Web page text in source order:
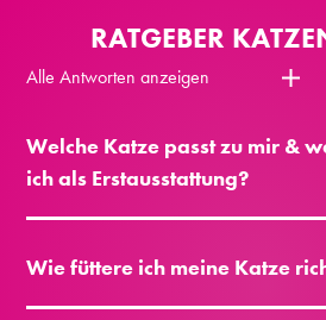
RATGEBER
Alle Antworten anzeigen
Welche Katze passt zu mir &
ich als Erstausstattung?
Wie füttere ich meine Katze